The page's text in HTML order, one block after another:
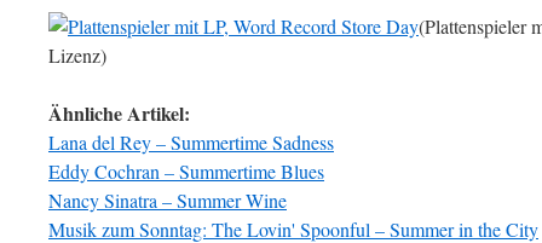
(Plattenspieler
Lizenz)
Ähnliche Artikel:
Lana del Rey – Summertime Sadness
Eddy Cochran – Summertime Blues
Nancy Sinatra – Summer Wine
Musik zum Sonntag: The Lovin' Spoonful – Summer in the City